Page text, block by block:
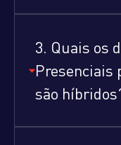
3. Quais os
Presenciais
são